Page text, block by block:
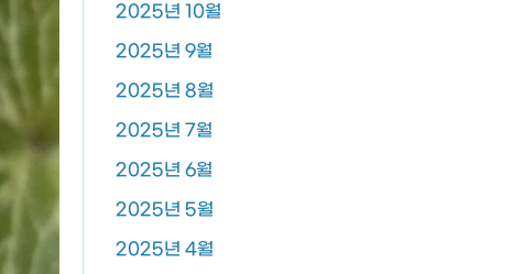
2025년 10월
2025년 9월
2025년 8월
2025년 7월
2025년 6월
2025년 5월
2025년 4월